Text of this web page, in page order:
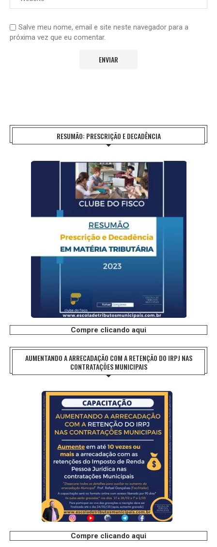
Salve meu nome, email e site neste navegador para a
próxima vez que eu comentar.
RESUMÃO: PRESCRIÇÃO E DECADÊNCIA
Compre clicando aqui
AUMENTANDO A ARRECADAÇÃO COM A RETENÇÃO DO IRPJ NAS
CONTRATAÇÕES MUNICIPAIS
Compre clicando aqui